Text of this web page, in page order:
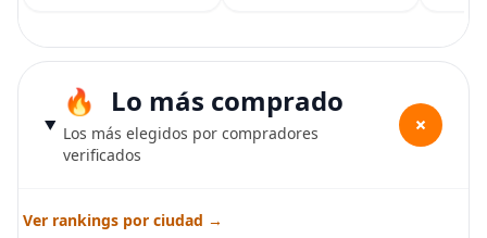
Lo más comprado
Los más elegidos por compradores
verificados
+
Ver rankings por ciudad →